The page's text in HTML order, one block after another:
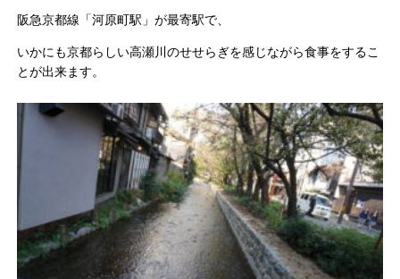
阪急京都線「河原町駅」が最寄駅で、
いかにも京都らしい高瀬川のせせらぎを感じながら食事をするこ
とが出来ます。